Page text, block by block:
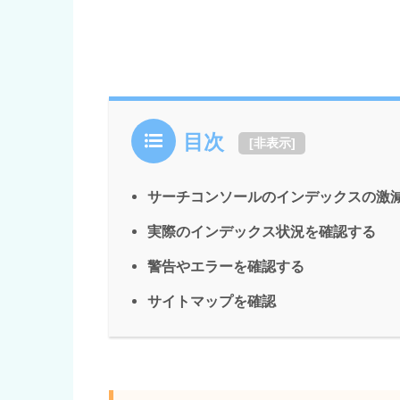
目次 [非表示]
サーチコンソールのインデックスの激
実際のインデックス状況を確認する
警告やエラーを確認する
サイトマップを確認